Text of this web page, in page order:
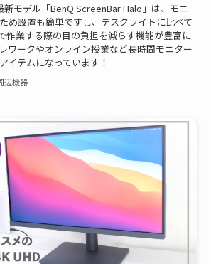
モデル「BenQ ScreenBar Halo」は、モニ
め設置も簡単ですし、デスクライトに比べて
作業する際の目の負担を減らす機能が豊富に
ワークやオンライン授業など長時間モニター
イテムになっています！
辺機器